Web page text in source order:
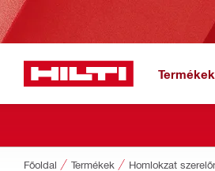
Termékek
Főoldal Termékek